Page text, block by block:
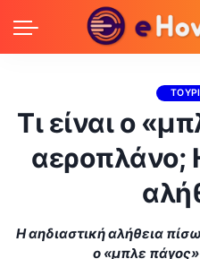
Τι είναι ο
αεροπλάνο;
Η αηδιαστική αλήθεια
ο «μπλε